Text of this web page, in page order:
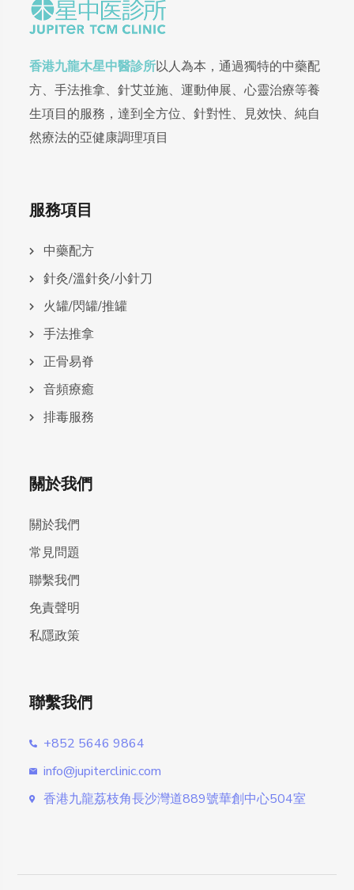
香港九龍木星中醫診所以人為本，通過獨特的中藥配
方、手法推拿、針艾並施、運動伸展、心靈治療等養
生項目的服務，達到全方位、針對性、見效快、純自
然療法的亞健康調理項目
服務項目
中藥配方
針灸/溫針灸/小針刀
火罐/閃罐/推罐
手法推拿
正骨易脊
⾳頻療癒
排毒服務
關於我們
關於我們
常見問題
聯繫我們
免責聲明
私隱政策
聯繫我們
+852 5646 9864
info@jupiterclinic.com
香港九龍荔枝角長沙灣道889號華創中心504室